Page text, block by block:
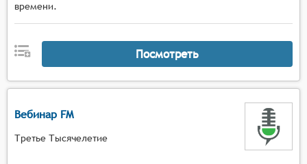
времени.
Посмотреть
Вебинар FM
Третье Тысячелетие